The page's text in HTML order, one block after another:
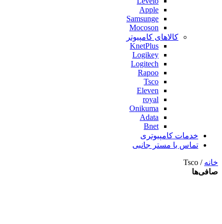
Apple
Samsunge
Mocoson
کالاهای کامپیوتر
KnetPlus
Logikey
Logitech
Rapoo
Tsco
Eleven
royal
Onikuma
Adata
Bnet
خدمات کامپیوتری
تماس با مستر جانبی
خانه / Tsco
صافی‌ها